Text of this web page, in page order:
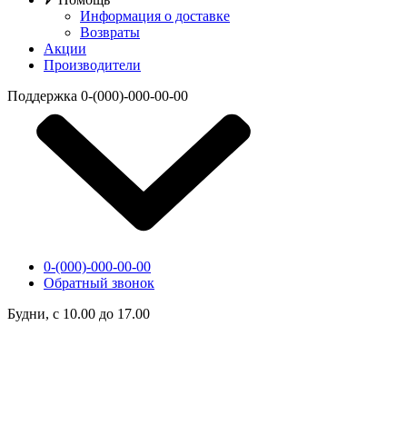
Информация о доставке
Возвраты
Акции
Производители
Поддержка 0-(000)-000-00-00
0-(000)-000-00-00
Обратный звонок
Будни, с 10.00 до 17.00